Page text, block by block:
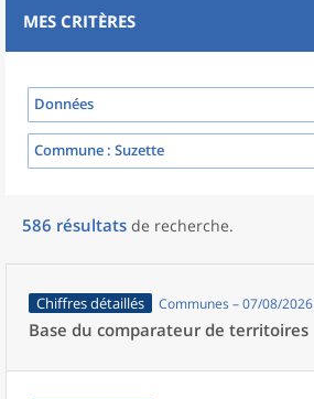
MES CRITÈRES
Données
Commune : Suzette
586 résultats de recherche.
Chiffres détaillés Communes – 07/08/2026
Base du comparateur de territoires